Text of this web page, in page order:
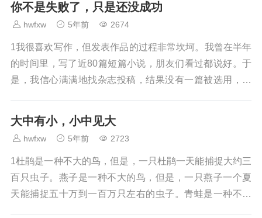
你不是失败了，只是还没成功
hwfxw 5年前 2674
1我很喜欢写作，但发表作品的过程非常坎坷。我曾在半年
的时间里，写了近80篇短篇小说，朋友们看过都说好。于
是，我信心满满地找杂志投稿，结果没有一篇被选用，我
大中有小，小中见大
hwfxw 5年前 2723
1杜鹃是一种不大的鸟，但是，一只杜鹃一天能捕捉大约三
百只虫子。燕子是一种不大的鸟，但是，一只燕子一个夏
天能捕捉五十万到一百万只左右的虫子。青蛙是一种不大